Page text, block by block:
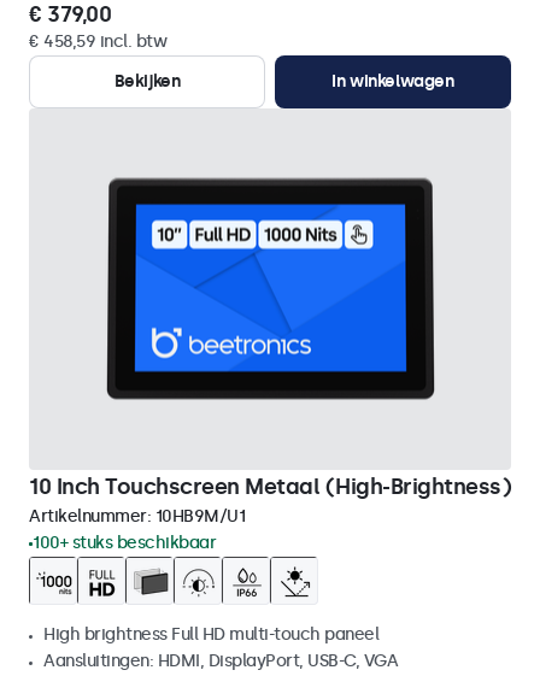
€ 379,00
€ 458,59 incl. btw
Bekijken
In winkelwagen
10 Inch Touchscreen Metaal (High-Brightness)
Artikelnummer: 10HB9M/U1
100+ stuks beschikbaar
High brightness Full HD multi-touch paneel
Aansluitingen: HDMI, DisplayPort, USB-C, VGA